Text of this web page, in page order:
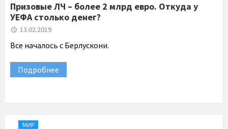
Призовые ЛЧ – более 2 млрд евро. Откуда у
УЕФА столько денег?
13.02.2019
Все началось с Берлускони.
Подробнее
МИР